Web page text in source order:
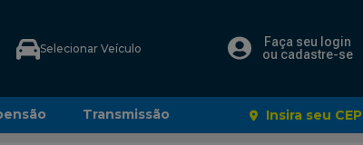
Selecionar Veículo
Faça seu login
ou cadastre-se
Transmissão Insira seu CEP